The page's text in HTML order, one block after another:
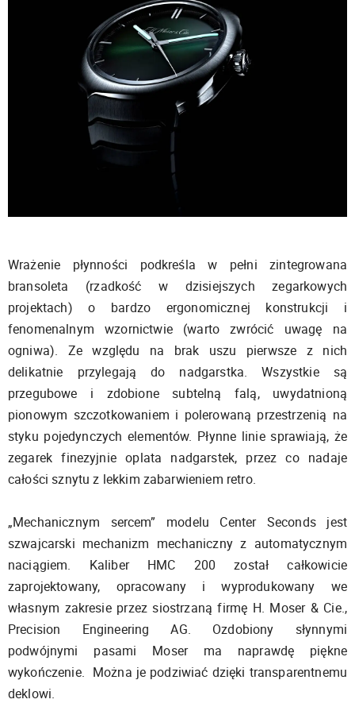
Wrażenie płynności podkreśla w pełni zintegrowana
bransoleta (rzadkość w dzisiejszych zegarkowych
projektach) o bardzo ergonomicznej konstrukcji i
fenomenalnym wzornictwie (warto zwrócić uwagę na
ogniwa). Ze względu na brak uszu pierwsze z nich
delikatnie przylegają do nadgarstka. Wszystkie są
przegubowe i zdobione subtelną falą, uwydatnioną
pionowym szczotkowaniem i polerowaną przestrzenią na
styku pojedynczych elementów. Płynne linie sprawiają, że
zegarek finezyjnie oplata nadgarstek, przez co nadaje
całości sznytu z lekkim zabarwieniem retro.
„Mechanicznym sercem” modelu Center Seconds jest
szwajcarski mechanizm mechaniczny z automatycznym
naciągiem. Kaliber HMC 200 został całkowicie
zaprojektowany, opracowany i wyprodukowany we
własnym zakresie przez siostrzaną firmę H. Moser & Cie.,
Precision Engineering AG. Ozdobiony słynnymi
podwójnymi pasami Moser ma naprawdę piękne
wykończenie. Można je podziwiać dzięki transparentnemu
deklowi.